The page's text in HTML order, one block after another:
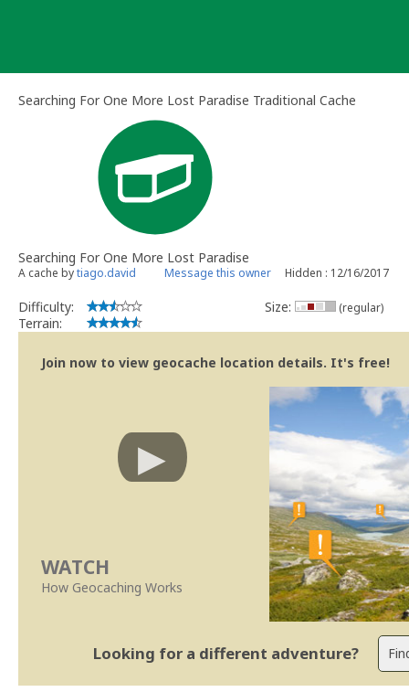
Searching For One More Lost Paradise Traditional Cache
Searching For One More Lost Paradise
A cache bytiago.david Message this owner Hidden : 12/16/2017
Difficulty:
Terrain:
Size: (regular)
Join now to view geocache location details. It's free!
WATCH
How Geocaching Works
Looking for a different adventure?